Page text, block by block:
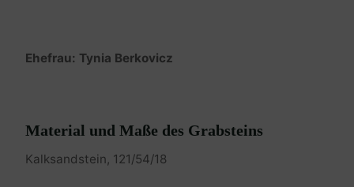
Ehefrau: Tynia Berkovicz
Material und Maße des Grabsteins
Kalksandstein, 121/54/18